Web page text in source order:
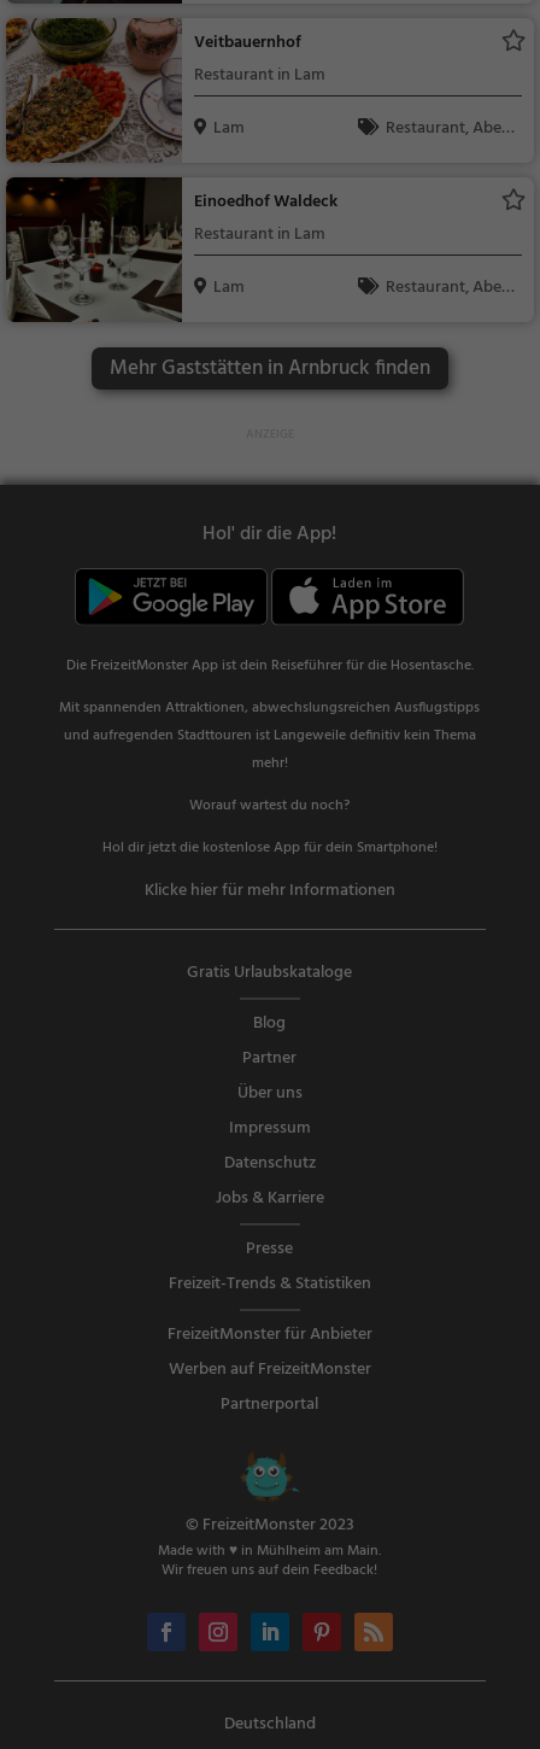
Veitbauernhof
Restaurant in Lam
Lam
Restaurant, Aben
Einoedhof Waldeck
Restaurant in Lam
Lam
Restaurant, Aben
Mehr Gaststätten in Arnbruck finden
Hol' dir die App!
Die FreizeitMonster App ist dein Reiseführer für die Hosentasche.
Mit spannenden Attraktionen, abwechslungsreichen Ausflugstipps
und aufregenden Stadttouren ist Langeweile definitiv kein Thema
mehr!
Worauf wartest du noch?
Hol dir jetzt die kostenlose App für dein Smartphone!
Klicke hier für mehr Informationen
Gratis Urlaubskataloge
Blog
Partner
Über uns
Impressum
Datenschutz
Jobs & Karriere
Presse
Freizeit-Trends & Statistiken
FreizeitMonster für Anbieter
Werben auf FreizeitMonster
Partnerportal
© FreizeitMonster 2023
Made with ♥ in Mühlheim am Main.
Wir freuen uns auf dein Feedback!
Deutschland